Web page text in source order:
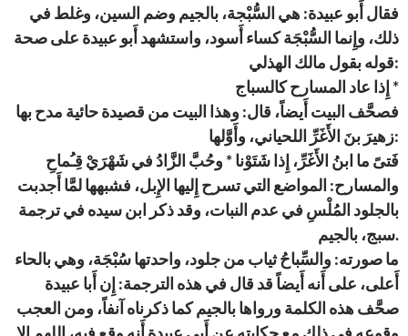
فقال أَبو عبيدة: هي السُّبْجة، بالجيم وضم السين، وغلط في
ذلك، وإِنما السُّبْجَة كساء أَسود، واستشهد أَبو عبيدة على صحة
قوله بقول مالك الهذلي:
إِذا عاد المسارح كالسباج *
فصحَّف البيت أَيضاً، قال: وهذا البيت من قصيدة حائية مدح بها
زهيرَ بنَ الأَغَرِّ اللحياني، وأَوَّلها:
فَتىً ما ابنُ الأَغَرِّ، إِذا شَتَوْنا * وحُبَّ الزَّادُ في شَهْرَيْ قِـُماحِ
والمسارح: المواضع التي تسرح إِليها الإِبل، فشبهها لمَّا أَجدبت
بالجلود المُلْسِ في عدم النبات، وقد ذكر ابن سيده في ترجمة
سبج، بالجيم.
ما صورته: والسِّباحُ ثياب من جلود، واحدتها سُبْجَة، وهي بالحاء
أَعلى، على أَنه أَيضاً قد قال في هذه الترجمة: إِن أَبا عبيدة
صحَّف هذه الكلمة ورواها بالجيم كما ذكرناه آنفاً، ومن العجب